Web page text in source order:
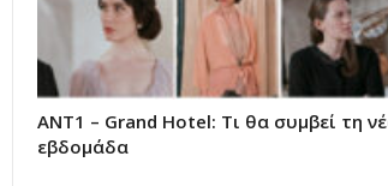
ΑΝΤ1 – Grand Hotel: Τι θα συμβεί τη
εβδομάδα